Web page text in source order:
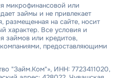
микрофинансовой или
займы и не привлекает
на сайте, носит
характер. Все условия и
займов или кредитов,
предоставляющими
"Займ.Ком"», ИНН: 7723411020,